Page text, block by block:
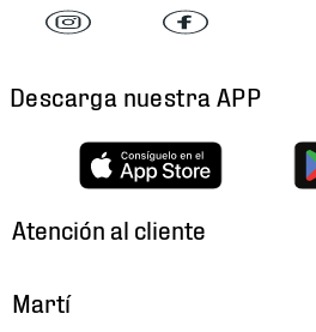
Descarga nuestra APP
Atención al cliente
Martí